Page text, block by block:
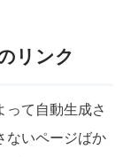
リンク
って自動生成さ
ないページばか